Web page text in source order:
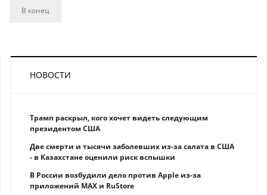
В конец
НОВОСТИ
Трамп раскрыл, кого хочет видеть следующим
президентом США
Две смерти и тысячи заболевших из-за салата в США
- в Казахстане оценили риск вспышки
В России возбудили дело против Apple из-за
приложений MAX и RuStore